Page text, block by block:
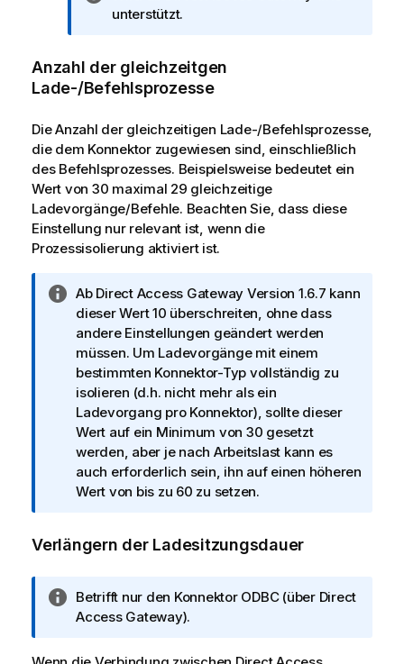
h
i
w
e
i
s
n
r
m
t
i
o
n
s
h
i
w
e
i
s
unterstützt.
Anzahl der gleichzeitgen
Lade-/Befehlsprozesse
Die Anzahl der gleichzeitigen Lade-/Befehlsprozesse,
die dem Konnektor zugewiesen sind, einschließlich
des Befehlsprozesses. Beispielsweise bedeutet ein
Wert von 30 maximal 29 gleichzeitige
Ladevorgänge/Befehle. Beachten Sie, dass diese
Einstellung nur relevant ist, wenn die
Prozessisolierung aktiviert ist.
I
n
f
o
r
m
a
t
i
o
n
i
w
e
Ab Direct Access Gateway Version 1.6.7 kann
dieser Wert 10 überschreiten, ohne dass
andere Einstellungen geändert werden
müssen. Um Ladevorgänge mit einem
bestimmten Konnektor-Typ vollständig zu
isolieren (d.h. nicht mehr als ein
Ladevorgang pro Konnektor), sollte dieser
Wert auf ein Minimum von 30 gesetzt
werden, aber je nach Arbeitslast kann es
auch erforderlich sein, ihn auf einen höheren
Wert von bis zu 60 zu setzen.
Verlängern der Ladesitzungsdauer
I
n
o
Betrifft nur den Konnektor ODBC (über Direct
Access Gateway).